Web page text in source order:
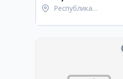
Республика
Берунийский район